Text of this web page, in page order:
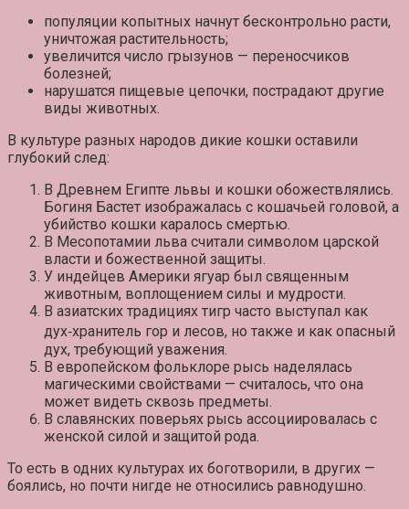
популяции копытных начнут бесконтрольно расти,
уничтожая растительность;
увеличится число грызунов — переносчиков
болезней;
нарушатся пищевые цепочки, пострадают другие
виды животных.
В культуре разных народов дикие кошки оставили
глубокий след:
В Древнем Египте львы и кошки обожествлялись.
Богиня Бастет изображалась с кошачьей головой, а
убийство кошки каралось смертью.
В Месопотамии льва считали символом царской
власти и божественной защиты.
У индейцев Америки ягуар был священным
животным, воплощением силы и мудрости.
В азиатских традициях тигр часто выступал как
дух‑хранитель гор и лесов, но также и как опасный
дух, требующий уважения.
В европейском фольклоре рысь наделялась
магическими свойствами — считалось, что она
может видеть сквозь предметы.
В славянских поверьях рысь ассоциировалась с
женской силой и защитой рода.
То есть в одних культурах их боготворили, в других —
боялись, но почти нигде не относились равнодушно.